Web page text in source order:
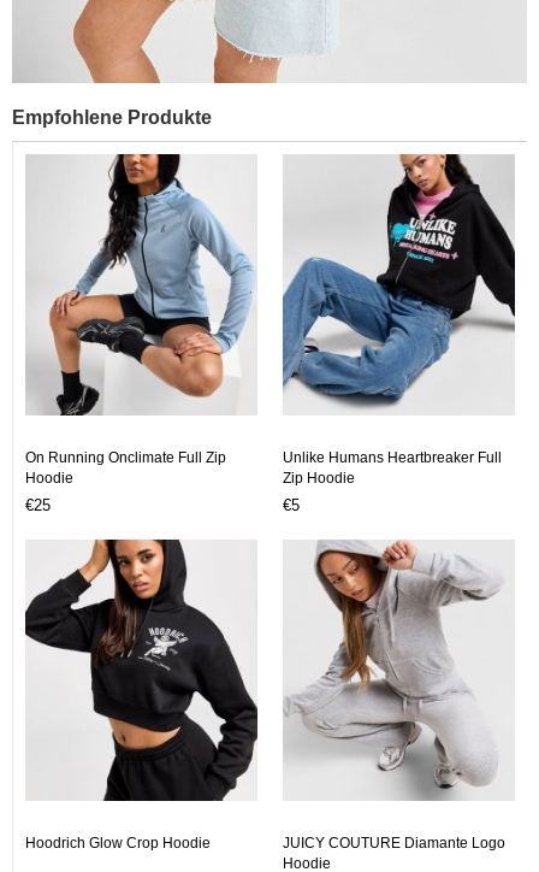
Empfohlene Produkte
On Running Onclimate Full Zip
Hoodie
€25
Unlike Humans Heartbreaker Full
Zip Hoodie
€5
Hoodrich Glow Crop Hoodie JUICY COUTURE Diamante Logo
Hoodie